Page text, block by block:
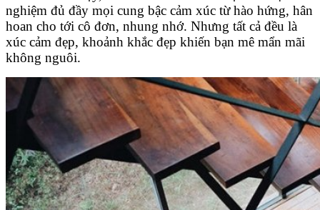
nghiệm đủ đầy mọi cung bậc cảm xúc từ hào hứng, hân
hoan cho tới cô đơn, nhung nhớ. Nhưng tất cả đều là
xúc cảm đẹp, khoảnh khắc đẹp khiến bạn mê mẩn mãi
không nguôi.